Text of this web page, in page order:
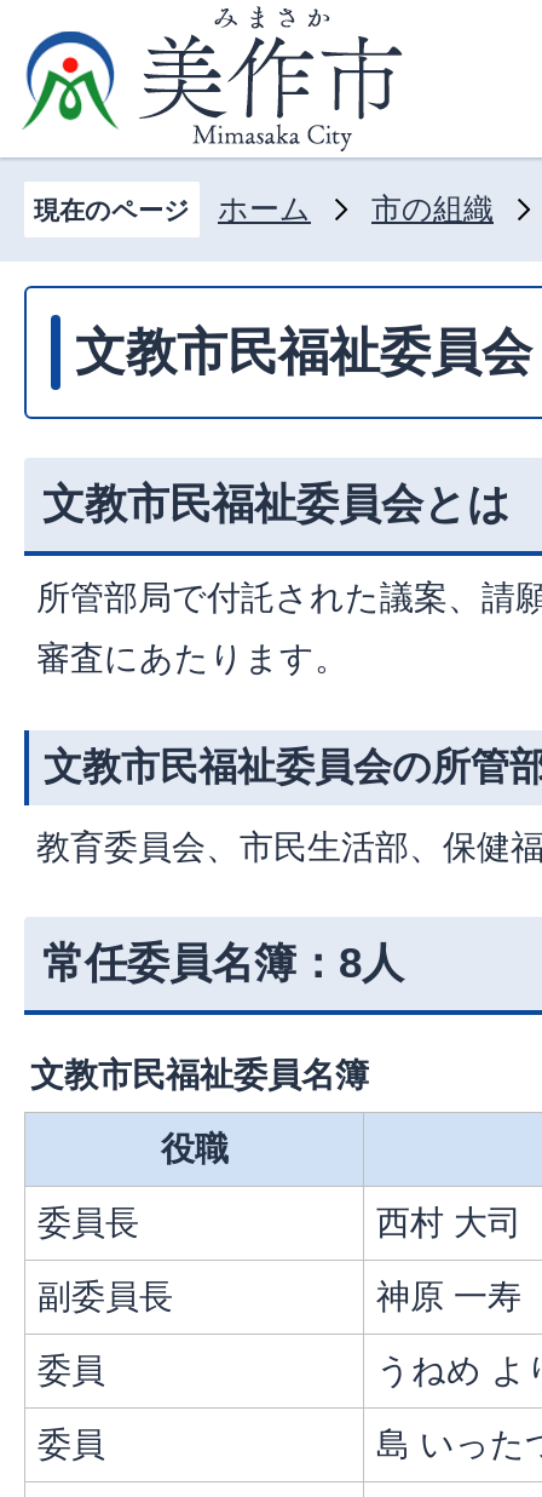
現在のページ ホーム 市の組織
文教市民福祉委員会
文教市民福祉委員会とは
所管部局で付託された議案、請
審査にあたります。
文教市民福祉委員会の所管
教育委員会、市民生活部、保健
常任委員名簿：8人
文教市民福祉委員名簿
役職
委員長
西村 大司
副委員長
神原 一寿
委員
うねめ よ
委員
島 いった